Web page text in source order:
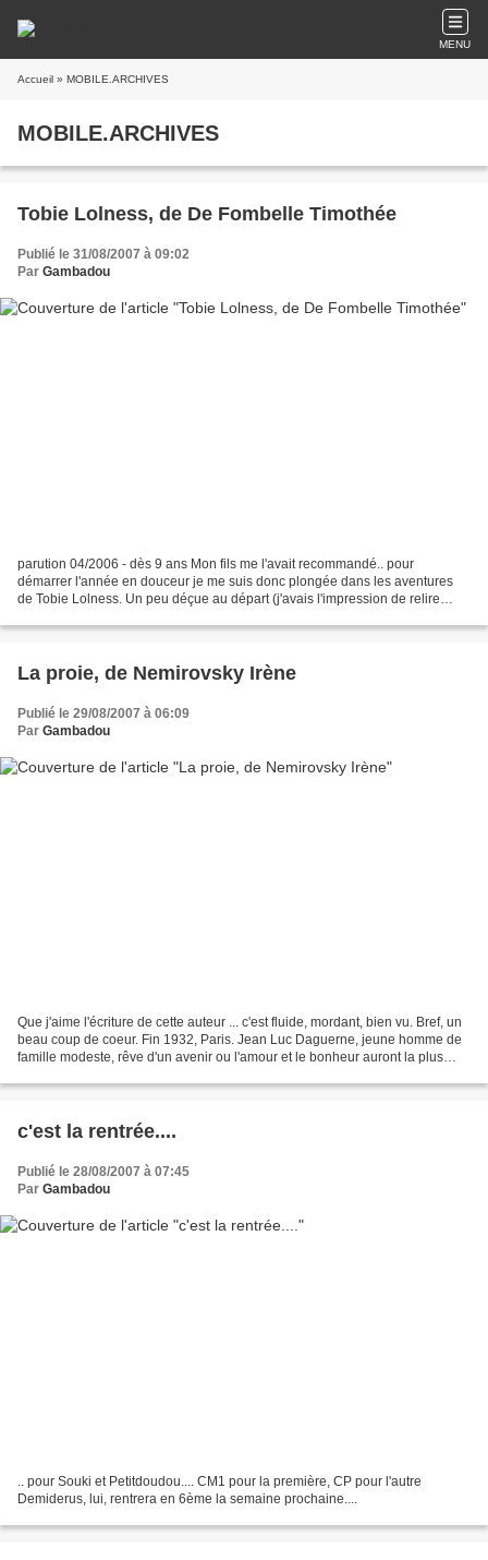
MENU
Accueil » MOBILE.ARCHIVES
MOBILE.ARCHIVES
Tobie Lolness, de De Fombelle Timothée
Publié le 31/08/2007 à 09:02
Par Gambadou
parution 04/2006 - dès 9 ans Mon fils me l'avait recommandé.. pour
démarrer l'année en douceur je me suis donc plongée dans les aventures
de Tobie Lolness. Un peu déçue au départ (j'avais l'impression de relire
La proie, de Nemirovsky Irène
Publié le 29/08/2007 à 06:09
Par Gambadou
Que j'aime l'écriture de cette auteur ... c'est fluide, mordant, bien vu. Bref, un
beau coup de coeur. Fin 1932, Paris. Jean Luc Daguerne, jeune homme de
famille modeste, rêve d'un avenir ou l'amour et le bonheur auront la plus
c'est la rentrée....
Publié le 28/08/2007 à 07:45
Par Gambadou
.. pour Souki et Petitdoudou.... CM1 pour la première, CP pour l'autre
Demiderus, lui, rentrera en 6ème la semaine prochaine....